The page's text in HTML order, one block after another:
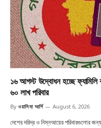
১৬ আগস্ট উদ্বোধন হচ্ছে ফ্যামিলি
৬০ লাখ পরিবার
By ওয়াসিমা আর্শি August 6, 2026
দেশের দরিদ্র ও নিম্নআয়ের পরিবারগুলোর